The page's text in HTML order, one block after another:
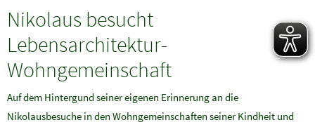
Nikolaus besucht
Lebensarchitektur-
Wohngemeinschaft
Auf dem Hintergund seiner eigenen Erinnerung an die
Nikolausbesuche in den Wohngemeinschaften seiner Kindheit und